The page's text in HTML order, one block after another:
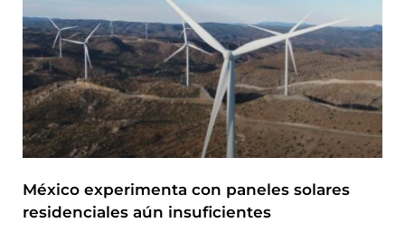
México experimenta con paneles solares
residenciales aún insuficientes